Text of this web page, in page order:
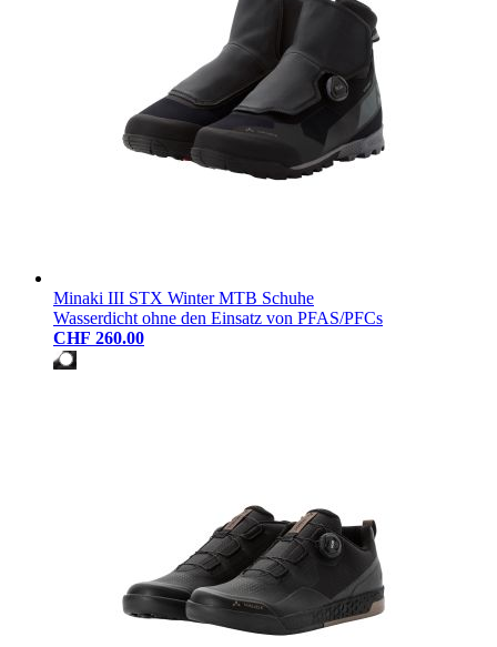
Minaki III STX Winter MTB Schuhe
Wasserdicht ohne den Einsatz von PFAS/PFCs
CHF 260.00